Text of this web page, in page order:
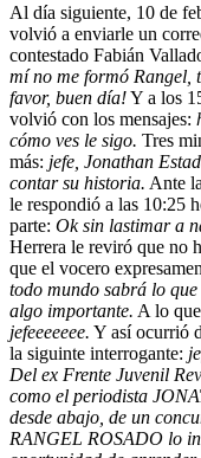
Al día siguiente, 10 de
volvió a enviarle un
contestado Fabián
mí no me formó Rangel,
favor, buen día!Y a los
volvió con los mensajes:
cómo ves le sigo. Tres
más: jefe, Jonathan
contar su historia. Ante
le respondió a las 10:25
parte: Ok sin lastimar a
Herrera le reviró que no
que el vocero
todo mundo sabrá lo
algo importante. A lo
jefeeeeeee. Y así ocurrió
la siguinte interrogante:
Del ex Frente Juvenil
como el periodista
desde abajo, de un
RANGEL ROSADO lo